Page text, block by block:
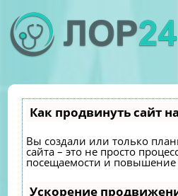
Как продвинуть сайт
Вы создали или только
сайта – это не просто
посещаемости и повышение
Ускорение